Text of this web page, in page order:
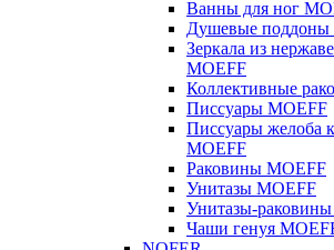
Ванны для ног
Душевые поддоны
Зеркала из
MOEFF
Коллективные
Писсуары MOEFF
Писсуары желоба
MOEFF
Раковины MOEFF
Унитазы MOEFF
Унитазы-
Чаши генуя